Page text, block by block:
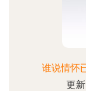
谁说情怀
更